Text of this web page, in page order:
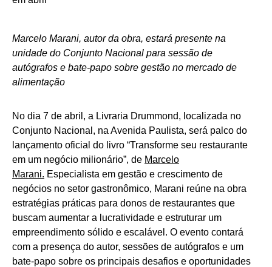
Marcelo Marani, autor da obra, estará presente na
unidade do Conjunto Nacional para sessão de
autógrafos e bate-papo sobre gestão no mercado de
alimentação
No dia 7 de abril, a Livraria Drummond, localizada no
Conjunto Nacional, na Avenida Paulista, será palco do
lançamento oficial do livro “Transforme seu restaurante
em um negócio milionário”, de Marcelo
Marani. Especialista em gestão e crescimento de
negócios no setor gastronômico, Marani reúne na obra
estratégias práticas para donos de restaurantes que
buscam aumentar a lucratividade e estruturar um
empreendimento sólido e escalável. O evento contará
com a presença do autor, sessões de autógrafos e um
bate-papo sobre os principais desafios e oportunidades